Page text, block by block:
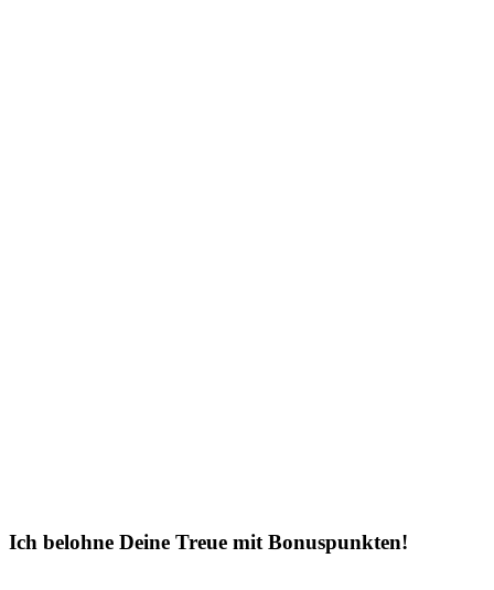
Ich belohne Deine Treue mit Bonuspunkten!